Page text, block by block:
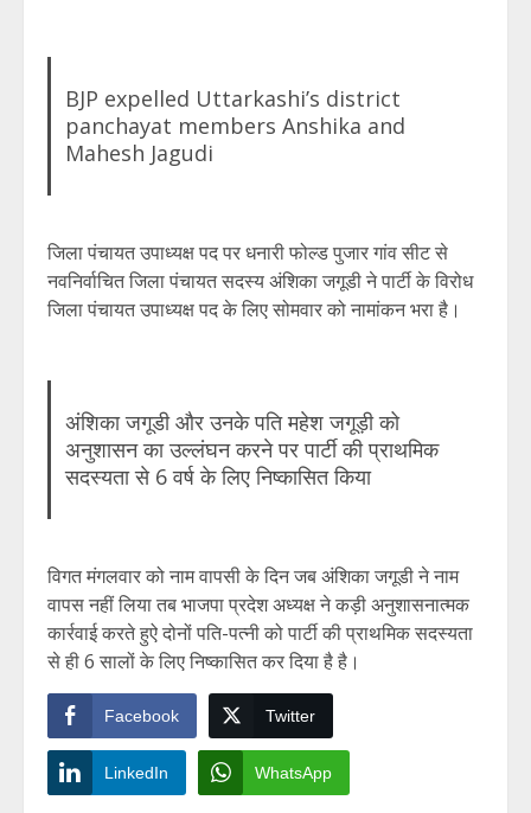
BJP expelled Uttarkashi’s district
panchayat members Anshika and
Mahesh Jagudi
जिला पंचायत उपाध्यक्ष पद पर धनारी फोल्ड पुजार गांव सीट से
नवनिर्वाचित जिला पंचायत सदस्य अंशिका जगूडी ने पार्टी के विरोध
जिला पंचायत उपाध्यक्ष पद के लिए सोमवार को नामांकन भरा है।
अंशिका जगूडी और उनके पति महेश जगूड़ी को
अनुशासन का उल्लंघन करने पर पार्टी की प्राथमिक
सदस्यता से 6 वर्ष के लिए निष्कासित किया
विगत मंगलवार को नाम वापसी के दिन जब अंशिका जगूडी ने नाम
वापस नहीं लिया तब भाजपा प्रदेश अध्यक्ष ने कड़ी अनुशासनात्मक
कार्रवाई करते हुऐ दोनों पति-पत्नी को पार्टी की प्राथमिक सदस्यता
से ही 6 सालों के लिए निष्कासित कर दिया है है।
Facebook Twitter
LinkedIn WhatsApp